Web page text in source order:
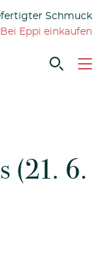
Schmuck
Bei Eppi einkaufen
(21. 6.